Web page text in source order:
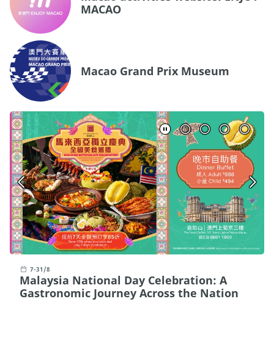
MACAO
Macao Grand Prix Museum
7-31/8
Malaysia National Day Celebration: A
Gastronomic Journey Across the Nation